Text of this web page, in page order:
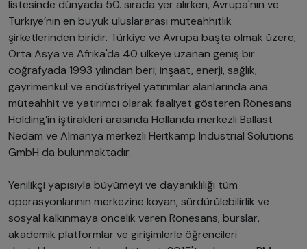
listesinde dünyada 50. sırada yer alırken, Avrupa'nın ve
Türkiye’nin en büyük uluslararası müteahhitlik
şirketlerinden biridir. Türkiye ve Avrupa başta olmak üzere,
Orta Asya ve Afrika'da 40 ülkeye uzanan geniş bir
coğrafyada 1993 yılından beri; inşaat, enerji, sağlık,
gayrimenkul ve endüstriyel yatırımlar alanlarında ana
müteahhit ve yatırımcı olarak faaliyet gösteren Rönesans
Holding’in iştirakleri arasında Hollanda merkezli Ballast
Nedam ve Almanya merkezli Heitkamp Industrial Solutions
GmbH da bulunmaktadır.
Yenilikçi yapısıyla büyümeyi ve dayanıklılığı tüm
operasyonlarının merkezine koyan, sürdürülebilirlik ve
sosyal kalkınmaya öncelik veren Rönesans, burslar,
akademik platformlar ve girişimlerle öğrencileri